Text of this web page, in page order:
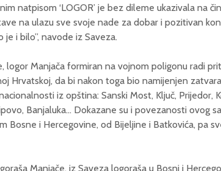
natpisom ‘LOGOR’ je bez dileme ukazivala na
na ulazu sve svoje nade za dobar i pozitivan
i bilo”, navode iz Saveza.
logor Manjača formiran na vojnom poligonu radi
Hrvatskoj, da bi nakon toga bio namijenjen
iz opština: Sanski Most, Ključ, Prijedor,
Banjaluka… Dokazane su i povezanosti ovog
Bosne i Hercegovine, od Bijeljine i Batkovića, pa
Manjače, iz Saveza logoraša u Bosni i